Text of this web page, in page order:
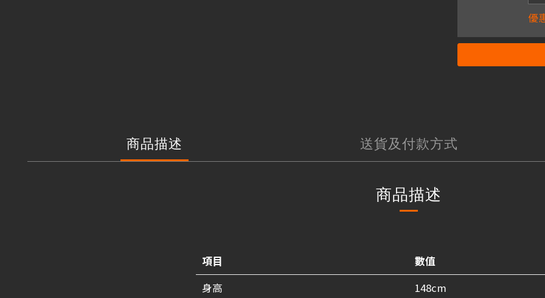
優
商品描述 送貨及付款方式
商品描述
項目
數值
身高
148cm